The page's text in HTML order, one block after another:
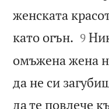
женската
като огън. 

9
омъжена жена
да не си
да те повлече